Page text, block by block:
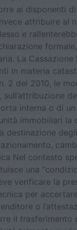
ai disponenti
attribuire
e
La
in materia
2 del 2010, le
interna o di
immobiliari
Nel contesto
una
verificare la
per
o
il